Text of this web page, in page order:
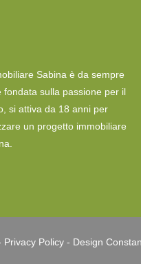
Sabina è da sempre
fondata sulla passione per il
si attiva da 18 anni per
un progetto immobiliare
Privacy Policy - Design